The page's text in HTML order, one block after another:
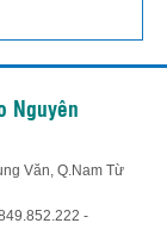
Nguyên
Văn, Q.Nam Từ
-